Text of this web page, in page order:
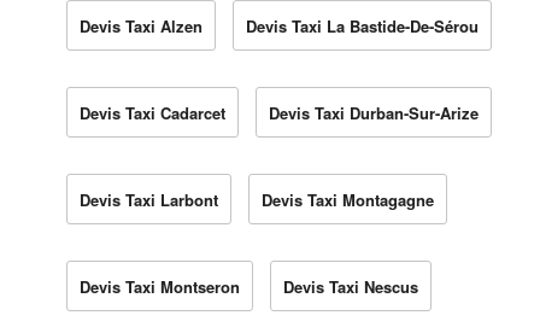
Devis Taxi Alzen Devis Taxi La Bastide-De-Sérou
Devis Taxi Cadarcet Devis Taxi Durban-Sur-Arize
Devis Taxi Larbont Devis Taxi Montagagne
Devis Taxi Montseron Devis Taxi Nescus